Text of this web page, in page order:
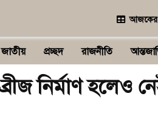
আজকের
জাতীয় প্রচ্ছদ রাজনীতি
ব্রীজ নির্মাণ